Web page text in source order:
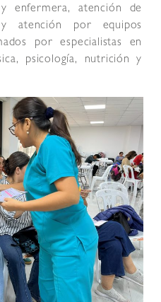
enfermera, atención de
y atención por equipos
por especialistas en
psicología, nutrición y